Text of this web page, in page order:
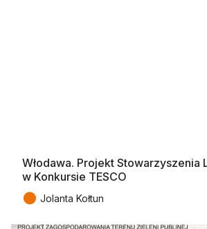
Włodawa. Projekt Stowarzyszenia
w Konkursie TESCO
● Jolanta Kołtun